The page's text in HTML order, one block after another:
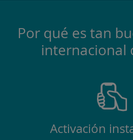
Por qué es tan
internacional
Activación